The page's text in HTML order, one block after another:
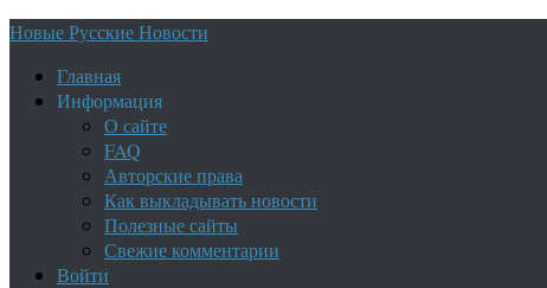
Новые Русские Новости
Главная
Информация
О сайте
FAQ
Авторские права
Как выкладывать новости
Полезные сайты
Свежие комментарии
Войти